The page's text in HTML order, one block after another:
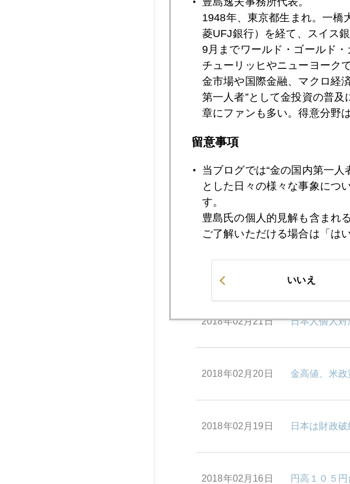
2018年 1月
2018年02月28日 パウエル新
2018年02月27日 バーナンキ
2018年02月26日 投資目線で
2018年02月26日 「横並び投資
2018年02月21日 日本人個人
2018年02月20日 金高値、米政
2018年02月19日 日本は財政
2018年02月16日 円高１０５
1948年、東京都生まれ。一橋
菱UFJ銀行）を経て、スイス
9月までワールド・ゴールド
チューリッヒやニューヨーク
金市場や国際金融、マクロ経
第一人者”として金投資の普
章にファンも多い。得意分野
留意事項
当ブログでは“金の国内第一
とした日々の様々な事象につ
す。
豊島氏の個人的見解も含まれ
ご了解いただける場合は「は
いいえ